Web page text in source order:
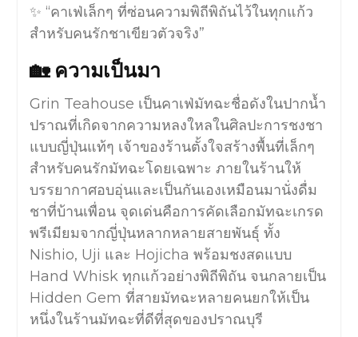
✨ “คาเฟ่เล็กๆ ที่ซ่อนความพิถีพิถันไว้ในทุกแก้ว
สำหรับคนรักชาเขียวตัวจริง”
🏡 ความเป็นมา
Grin Teahouse เป็นคาเฟ่มัทฉะชื่อดังในปากน้ำ
ปราณที่เกิดจากความหลงใหลในศิลปะการชงชา
แบบญี่ปุ่นแท้ๆ เจ้าของร้านตั้งใจสร้างพื้นที่เล็กๆ
สำหรับคนรักมัทฉะโดยเฉพาะ ภายในร้านให้
บรรยากาศอบอุ่นและเป็นกันเองเหมือนมานั่งดื่ม
ชาที่บ้านเพื่อน จุดเด่นคือการคัดเลือกมัทฉะเกรด
พรีเมียมจากญี่ปุ่นหลากหลายสายพันธุ์ ทั้ง
Nishio, Uji และ Hojicha พร้อมชงสดแบบ
Hand Whisk ทุกแก้วอย่างพิถีพิถัน จนกลายเป็น
Hidden Gem ที่สายมัทฉะหลายคนยกให้เป็น
หนึ่งในร้านมัทฉะที่ดีที่สุดของปราณบุรี